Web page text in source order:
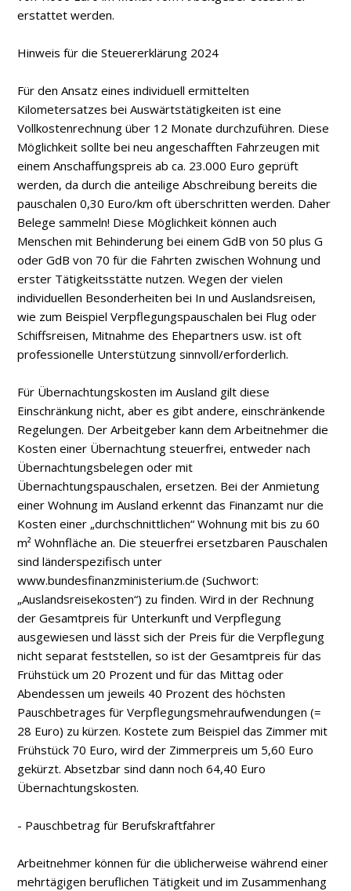
erstattet werden.
Hinweis für die Steuererklärung 2024
Für den Ansatz eines individuell ermittelten
Kilometersatzes bei Auswärtstätigkeiten ist eine
Vollkostenrechnung über 12 Monate durchzuführen. Diese
Möglichkeit sollte bei neu angeschafften Fahrzeugen mit
einem Anschaffungspreis ab ca. 23.000 Euro geprüft
werden, da durch die anteilige Abschreibung bereits die
pauschalen 0,30 Euro/km oft überschritten werden. Daher
Belege sammeln! Diese Möglichkeit können auch
Menschen mit Behinderung bei einem GdB von 50 plus G
oder GdB von 70 für die Fahrten zwischen Wohnung und
erster Tätigkeitsstätte nutzen. Wegen der vielen
individuellen Besonderheiten bei In­ und Auslandsreisen,
wie zum Beispiel Verpflegungspauschalen bei Flug­ oder
Schiffsreisen, Mitnahme des Ehepartners usw. ist oft
professionelle Unterstützung sinnvoll/erforderlich.
Für Übernachtungskosten im Ausland gilt diese
Einschränkung nicht, aber es gibt andere, einschränkende
Regelungen. Der Arbeitgeber kann dem Arbeitnehmer die
Kosten einer Übernachtung steuerfrei, entweder nach
Übernachtungsbelegen oder mit
Übernachtungspauschalen, ersetzen. Bei der Anmietung
einer Wohnung im Ausland erkennt das Finanzamt nur die
Kosten einer „durchschnittlichen“ Wohnung mit bis zu 60
m² Wohnfläche an. Die steuerfrei ersetzbaren Pauschalen
sind länderspezifisch unter
www.bundesfinanzministerium.de (Suchwort:
„Auslandsreisekosten“) zu finden. Wird in der Rechnung
der Gesamtpreis für Unterkunft und Verpflegung
ausgewiesen und lässt sich der Preis für die Verpflegung
nicht separat feststellen, so ist der Gesamtpreis für das
Frühstück um 20 Prozent und für das Mittag­ oder
Abendessen um jeweils 40 Prozent des höchsten
Pauschbetrages für Verpflegungsmehraufwendungen (=
28 Euro) zu kürzen. Kostete zum Beispiel das Zimmer mit
Frühstück 70 Euro, wird der Zimmerpreis um 5,60 Euro
gekürzt. Absetzbar sind dann noch 64,40 Euro
Übernachtungskosten.
- Pauschbetrag für Berufskraftfahrer
Arbeitnehmer können für die üblicherweise während einer
mehrtägigen beruflichen Tätigkeit und im Zusammenhang